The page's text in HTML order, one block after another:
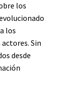
los
los
Sin
desde